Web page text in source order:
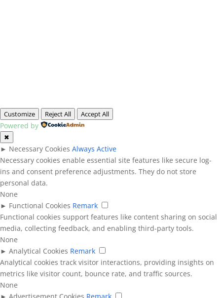
Customize Reject All Accept All
Powered by
✖
► Necessary Cookies Always Active
Necessary cookies enable essential site features like secure log-
ins and consent preference adjustments. They do not store
personal data.
None
► Functional Cookies Remark
Functional cookies support features like content sharing on social
media, collecting feedback, and enabling third-party tools.
None
► Analytical Cookies Remark
Analytical cookies track visitor interactions, providing insights on
metrics like visitor count, bounce rate, and traffic sources.
None